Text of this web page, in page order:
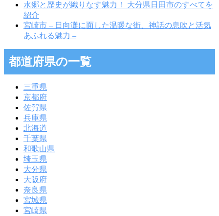
水郷と歴史が織りなす魅力！ 大分県日田市のすべてを
紹介
宮崎市 – 日向灘に面した温暖な街、神話の息吹と活気
あふれる魅力 –
都道府県の一覧
三重県
京都府
佐賀県
兵庫県
北海道
千葉県
和歌山県
埼玉県
大分県
大阪府
奈良県
宮城県
宮崎県